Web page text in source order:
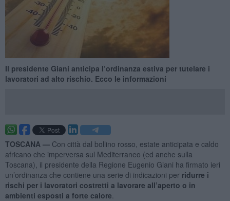
Il presidente Giani anticipa l’ordinanza estiva per tutelare i
lavoratori ad alto rischio. Ecco le informazioni
TOSCANA — Con città dal bollino rosso, estate anticipata e caldo
africano che imperversa sul Mediterraneo (ed anche sulla
Toscana), il presidente della Regione Eugenio Giani ha firmato ieri
un’ordinanza che contiene una serie di indicazioni per ridurre i
rischi per i lavoratori costretti a lavorare all’aperto o in
ambienti esposti a forte calore